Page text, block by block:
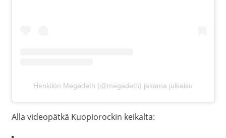
Henkilön Megadeth (@megadeth) jakama julkaisu
Alla videopätkä Kuopiorockin keikalta: